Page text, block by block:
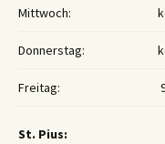
Mittwoch:
Donnerstag:
Freitag:
St. Pius: